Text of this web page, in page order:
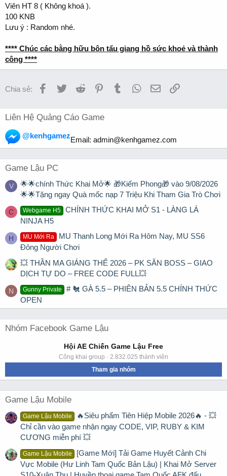
Viên HT 8 ( Không khoá ).
100 KNB
Lưu ý : Random nhé.
**** Chúc các bằng hữu bôn tẩu giang hồ sức khoẻ và thành
công ****
Chia sẻ: Facebook
TwitterReddit PinterestTumblrWhatsApp
EmailLink
Liên Hệ Quảng Cáo Game
@kenhgamezEmail: admin@kenhgamez.com
Game Lậu PC
V
🌟🌟chính Thức Khai Mở🌟 🎁Kiếm Phong🎁 vào 9/08/2026
🌟🌟Tặng ngay Quà mốc nạp 7 Triệu Khi Tham Gia Trò Chơi
C Webgame H5
CHÍNH THỨC KHAI MỞ S1 - LÀNG LÁ
NINJA H5
H MU Mới Ra
MU Thanh Long Mới Ra Hôm Nay, MU SS6
Đông Người Chơi
💥 THẦN MA GIÁNG THẾ 2026 – PK SĂN BOSS – GIAO
DỊCH TỰ DO – FREE CODE FULL💥
N Gunny Private
# 🐔 GÀ 5.5 – PHIÊN BẢN 5.5 CHÍNH THỨC
OPEN
Nhóm Facebook Game Lậu
Hội AE Chiến Game Lậu Free
Công khai group · 2.832.025 thành viên
Tham gia nhóm
Game Lậu Mobile
Game Lậu Mobile
🔥Siêu phẩm Tiên Hiệp Mobile 2026🔥 - 💥
Chỉ cần vào game nhận ngay CODE, VIP, RUBY & KIM
CƯƠNG miễn phí 💥
Game Lậu Mobile
[Game Mới] Tải Game Huyết Cảnh Chi
Vực Mobile (Hư Linh Tam Quốc Bản Lậu) | Khai Mở Server